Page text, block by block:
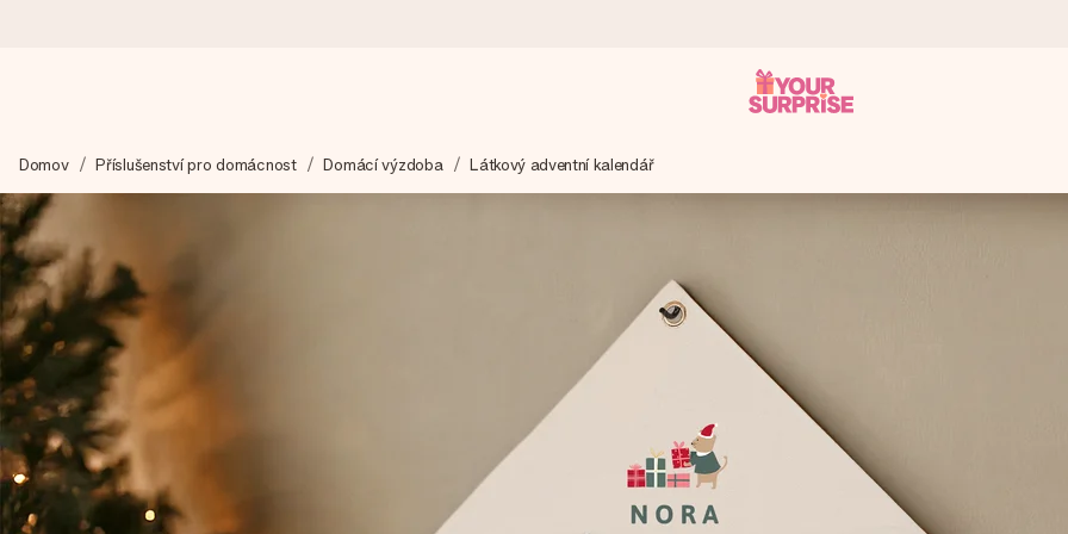
Váš dárek vytvoříme s láskou a bleskově odešleme – abyste ho mohli darovat právě v tu správnou chvíli, kdy na tom nejvíc záleží.
4,8 (na základě +15 000 recenzí)
Naše dárky inspirují. Zákazníci nás na Google Reviews hodnotí známkou 4,8.
Přáníčko zdarma
Vytvořte něco jedinečného během několika kroků – s jejím jménem, vaší fotografií nebo vzkazem, který doopravdy zahřeje u
okamžik.
Domov Příslušenství pro domácnost Domácí výzdoba Látkový adventní kalendář